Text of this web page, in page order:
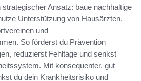
Ansatz: baue nachhaltige
Unterstützung von Hausärzten,
und
So förderst du Prävention
reduzierst Fehltage und senkst
Mit konsequenter, gut
du dein Krankheitsrisiko und